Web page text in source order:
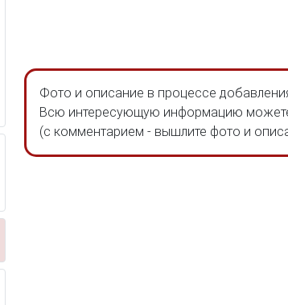
Фото и описание в процессе
Всю интересующую информацию
(с комментарием - вышлите фото и